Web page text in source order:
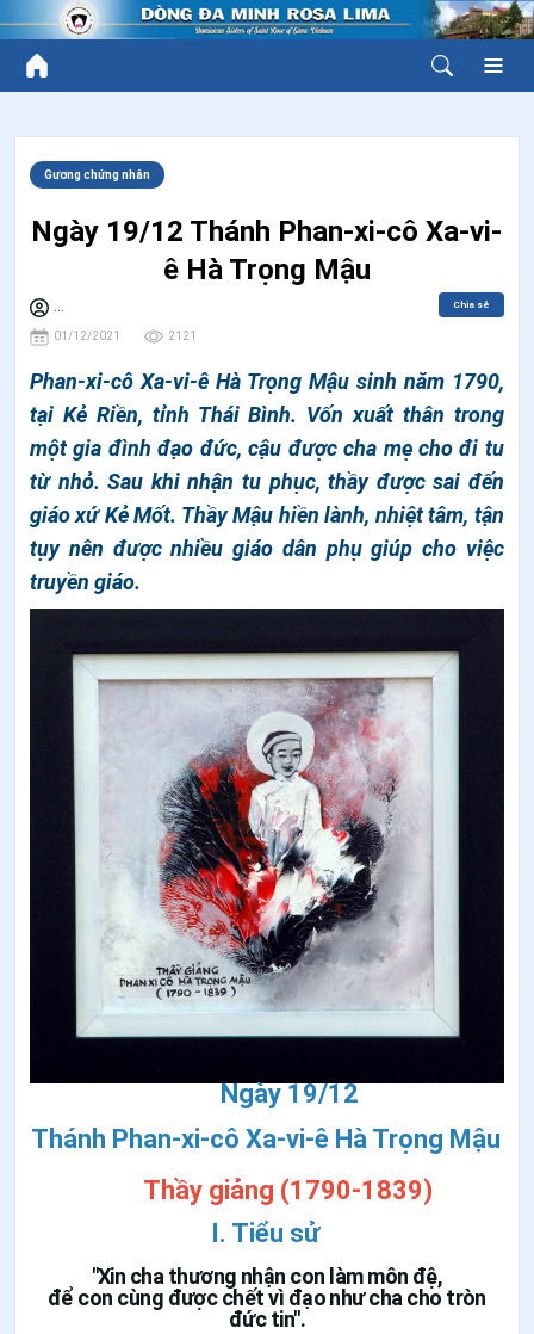
Gương chứng nhân
Ngày 19/12 Thánh Phan-xi-cô Xa-vi-
ê Hà Trọng Mậu
...
01/12/2021 2121
Chia sẻ
Phan-xi-cô Xa-vi-ê Hà Trọng Mậu sinh năm 1790,
tại Kẻ Riền, tỉnh Thái Bình. Vốn xuất thân trong
một gia đình đạo đức, cậu được cha mẹ cho đi tu
từ nhỏ. Sau khi nhận tu phục, thầy được sai đến
giáo xứ Kẻ Mốt. Thầy Mậu hiền lành, nhiệt tâm, tận
tụy nên được nhiều giáo dân phụ giúp cho việc
truyền giáo.
Ngày 19/12
Thánh Phan-xi-cô Xa-vi-ê Hà Trọng Mậu
Thầy giảng (1790-1839)
I. Tiểu sử
"Xin cha thương nhận con làm môn đệ,
để con cùng được chết vì đạo như cha cho tròn
đức tin".